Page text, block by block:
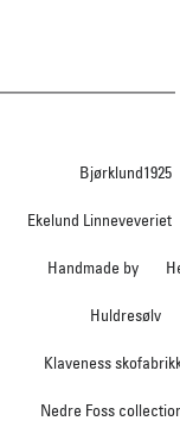
Bjørklund1925
Ekelund Linneveveriet
Handmade by
Huldresølv
Klaveness
Nedre Foss